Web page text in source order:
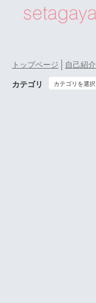
トップページ 自己紹介
カテゴリ